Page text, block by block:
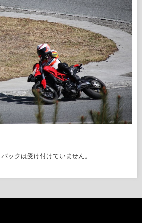
ックは受け付けていません。